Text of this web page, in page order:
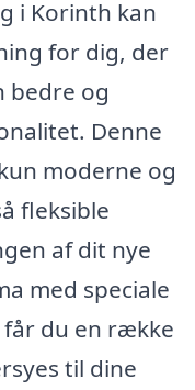
i Korinth kan
for dig, der
bedre og
Denne
moderne og
fleksible
af dit nye
med speciale
du en række
til dine